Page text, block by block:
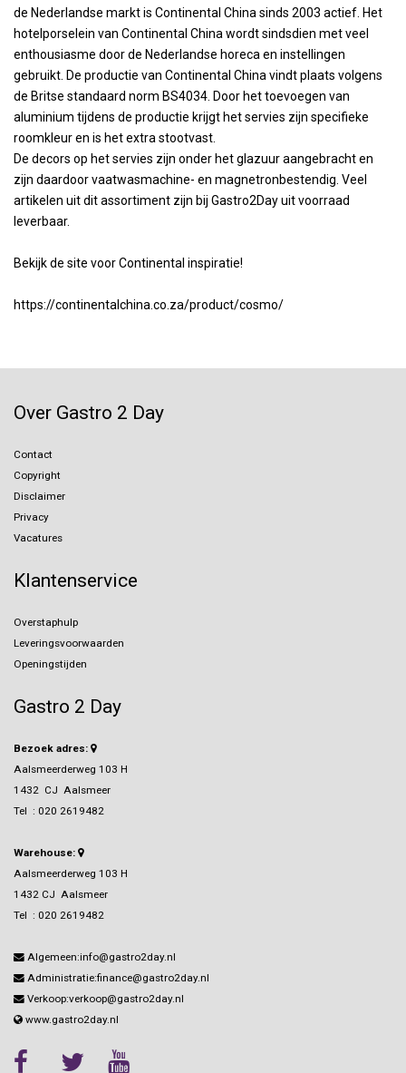
de Nederlandse markt is Continental China sinds 2003 actief. Het
hotelporselein van Continental China wordt sindsdien met veel
enthousiasme door de Nederlandse horeca en instellingen
gebruikt. De productie van Continental China vindt plaats volgens
de Britse standaard norm BS4034. Door het toevoegen van
aluminium tijdens de productie krijgt het servies zijn specifieke
roomkleur en is het extra stootvast.
De decors op het servies zijn onder het glazuur aangebracht en
zijn daardoor vaatwasmachine- en magnetronbestendig. Veel
artikelen uit dit assortiment zijn bij Gastro2Day uit voorraad
leverbaar.
Bekijk de site voor Continental inspiratie!
https://continentalchina.co.za/product/cosmo/
Over Gastro 2 Day
Contact
Copyright
Disclaimer
Privacy
Vacatures
Klantenservice
Overstaphulp
Leveringsvoorwaarden
Openingstijden
Gastro 2 Day
Bezoek adres:
Aalsmeerderweg 103 H
1432 CJ Aalsmeer
Tel : 020 2619482
Warehouse:
Aalsmeerderweg 103 H
1432 CJ Aalsmeer
Tel : 020 2619482
Algemeen:info@gastro2day.nl
Administratie:finance@gastro2day.nl
Verkoop:verkoop@gastro2day.nl
www.gastro2day.nl